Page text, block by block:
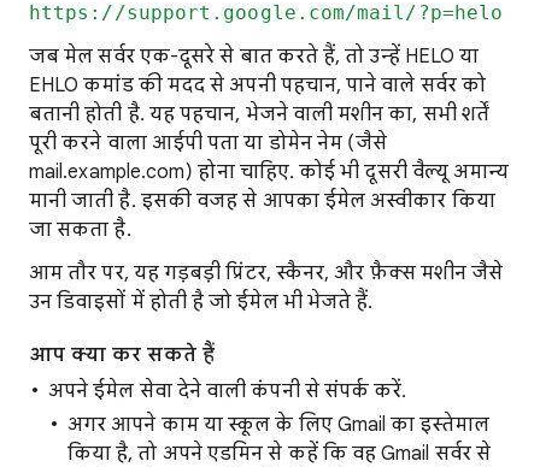
https://support.google.com/mail/?p=helo
जब मेल सर्वर एक-दूसरे से बात करते हैं, तो उन्हें HELO या
EHLO कमांड की मदद से अपनी पहचान, पाने वाले सर्वर को
बतानी होती है. यह पहचान, भेजने वाली मशीन का, सभी शर्तें
पूरी करने वाला आईपी पता या डोमेन नेम (जैसे
mail.example.com) होना चाहिए. कोई भी दूसरी वैल्यू अमान्य
मानी जाती है. इसकी वजह से आपका ईमेल अस्वीकार किया
जा सकता है.
आम तौर पर, यह गड़बड़ी प्रिंटर, स्कैनर, और फ़ैक्स मशीन जैसे
उन डिवाइसों में होती है जो ईमेल भी भेजते हैं.
आप क्या कर सकते हैं
अपने ईमेल सेवा देने वाली कंपनी से संपर्क करें.
अगर आपने काम या स्कूल के लिए Gmail का इस्तेमाल
किया है, तो अपने एडमिन से कहें कि वह Gmail सर्वर से